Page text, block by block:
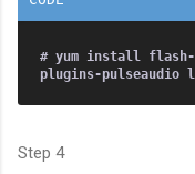
# yum install flash-
Step 4